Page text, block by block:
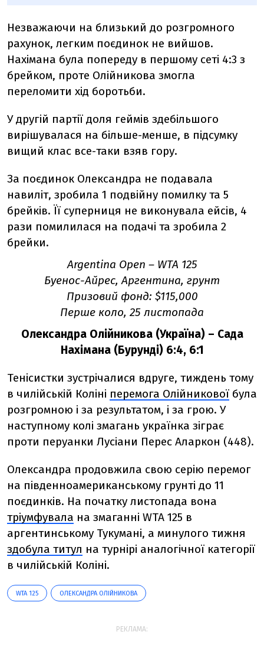
Незважаючи на близький до розгромного
рахунок, легким поєдинок не вийшов.
Нахімана була попереду в першому сеті 4:3 з
брейком, проте Олійникова змогла
переломити хід боротьби.
У другій партії доля геймів здебільшого
вирішувалася на більше-менше, в підсумку
вищий клас все-таки взяв гору.
За поєдинок Олександра не подавала
навиліт, зробила 1 подвійну помилку та 5
брейків. Її суперниця не виконувала ейсів, 4
рази помилилася на подачі та зробила 2
брейки.
Argentina Open – WTA 125
Буенос-Айрес, Аргентина, грунт
Призовий фонд: $115,000
Перше коло, 25 листопада
Олександра Олійникова (Україна) – Сада
Нахімана (Бурунді) 6:4, 6:1
Тенісистки зустрічалися вдруге, тиждень тому
в чилійській Коліні перемога Олійникової була
розгромною і за результатом, і за грою. У
наступному колі змагань українка зіграє
проти перуанки Лусіани Перес Аларкон (448).
Олександра продовжила свою серію перемог
на південноамериканському грунті до 11
поєдинків. На початку листопада вона
тріумфувала на змаганні WTA 125 в
аргентинському Тукумані, а минулого тижня
здобула титул на турнірі аналогічної категорії
в чилійській Коліні.
WTA 125 ОЛЕКСАНДРА ОЛІЙНИКОВА
РЕКЛАМА: